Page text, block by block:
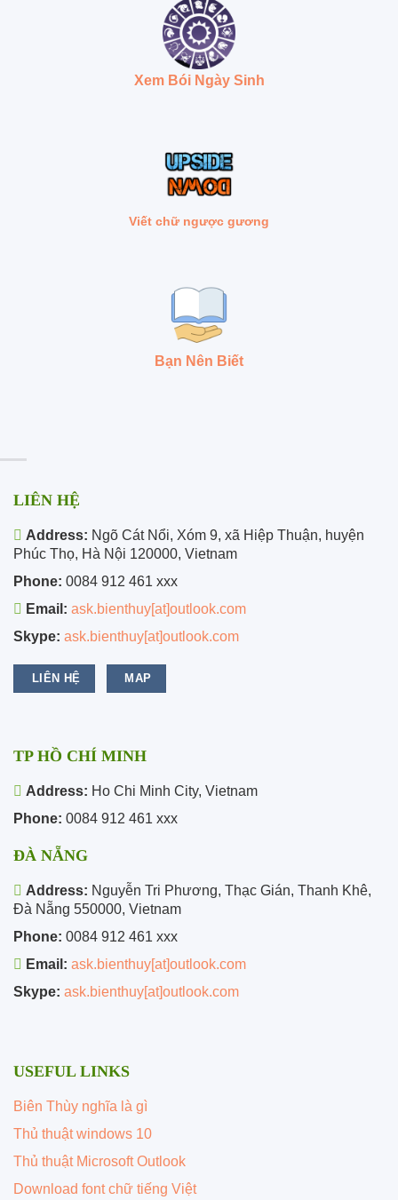
Xem Bói Ngày Sinh
Viết chữ ngược gương
Bạn Nên Biết
LIÊN HỆ
Address: Ngõ Cát Nổi, Xóm 9, xã Hiệp Thuận, huyện
Phúc Thọ, Hà Nội 120000, Vietnam
Phone: 0084 912 461 xxx
Email: ask.bienthuy[at]outlook.com
Skype: ask.bienthuy[at]outlook.com
LIÊN HỆ MAP
TP HỒ CHÍ MINH
Address: Ho Chi Minh City, Vietnam
Phone: 0084 912 461 xxx
ĐÀ NẴNG
Address: Nguyễn Tri Phương, Thạc Gián, Thanh Khê,
Đà Nẵng 550000, Vietnam
Phone: 0084 912 461 xxx
Email: ask.bienthuy[at]outlook.com
Skype: ask.bienthuy[at]outlook.com
USEFUL LINKS
Biên Thùy nghĩa là gì
Thủ thuật windows 10
Thủ thuật Microsoft Outlook
Download font chữ tiếng Việt